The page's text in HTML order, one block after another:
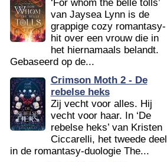
‘For whom the belle tolls’
van Jaysea Lynn is de
grappige cozy romantasy-
hit over een vrouw die in
het hiernamaals belandt.
Gebaseerd op de...
Crimson Moth 2 - De
rebelse heks
Zij vecht voor alles. Hij
vecht voor haar. In ‘De
rebelse heks’ van Kristen
Ciccarelli, het tweede deel
in de romantasy-duologie The...